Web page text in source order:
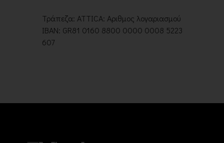
Τράπεζα: ATTICA: Αριθμος λογαριασμού
IBAN: GR81 0160 8800 0000 0008 5223
607